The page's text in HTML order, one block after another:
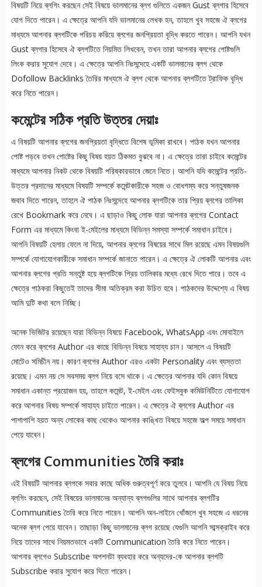
বিষয়টি নিয়ে ব্লগিং করছেন সেই বিষয়ে ভালমানের ব্লগ গুলিতে একজন Gust ব্লগার হিসেবে
যোগ দিতে পারেন। এ ক্ষেত্রে আপনি যদি ভালমানের লেখক হন, তাহলে খুব সহজে ঐ ব্লগের
মাধ্যমে আপনার ব্লগটিকে পরিচয় করিয়ে ব্লগের জনপ্রিয়তা বৃদ্ধি করতে পারেন। আপনি যখন
Gust ব্লগার হিসেবে ঐ ব্লগটিতে নিয়মিত লিখবেন, তখন তারা আপনার ব্লগের পোষ্টগুলি
লিংক করার সুযোগ দেবে। এ ক্ষেত্রে আপনি নিঃসন্দেহে একটি ভালমানের ব্লগ থেকে
Dofollow Backlinks তৈরির মাধ্যমে ঐ ব্লগ থেকে আপনার ব্লগটিতে ট্রাফিক বৃদ্ধি
করে নিতে পারেন।
কমেন্টের সঠিক প্রতি উত্তর দেয়াঃ
এ বিষয়টি আপনার ব্লগের জনপ্রিয়তা বৃদ্ধিতে বিশেষ ভূমিকা রাখবে। পাঠক যখন আপনার
পোষ্ট পড়বে তখন পোষ্টের কিছু বিষয় হয়ত ঠিকমত বুঝবে না। এ ক্ষেত্রে তারা চাইবে কমেন্টের
মাধ্যমে আপনার নিকট থেকে বিষয়টি পরিষ্কারভাবে জেনে নিতে। আপনি যদি কমেন্টের প্রতি-
উত্তর প্রদানের মাধ্যমে বিষয়টি সম্পর্কে কমেন্টকারীকে সহজ ও বোধগম্য করে সন্তুষজনক
জবাব দিতে পারেন, তাহলে ঐ পাঠক নিঃসন্দেহে আপনার ব্লগটিকে তার প্রিয় ব্লগের তালিকা
রেখে Bookmark করে নেবে। এ ছাড়াও কিছু লোক যারা আপনার ব্লগের Contact
Form এর মাধ্যমে কিংবা ই-মেইলের মাধ্যমে বিভিন্ন সমস্যা সম্পর্কে সমাধান চাইবে।
আপনি বিষয়টি হেলায় ফেলে না দিয়ে, আপনার ব্লগের বিষয়ের সাথে মিল রয়েছে এমন বিষয়গুলি
সম্পর্কে যোগাযোগকারীকে সমাধান সম্পর্কে জানাতে পারেন। এ ক্ষেত্রে ঐ লোকটি আপনার এবং
আপনার ব্লগের প্রতি সন্তুষ্ট হয়ে ব্লগটিকে প্রিয় তালিকার মধ্যে রেখে দিতে পারে। তবে এ
ক্ষেত্রে পাঠকরা কিছুতেই তাদের সীমা অতিক্রম করা উচিত হবে। পাঠকদের উদ্দেশ্যে এ বিষয়
আমি দুটি কথা বলে নিচ্ছি।
অনেক ভিজিটর রয়েছেন যারা বিভিন্ন বিষয়ে Facebook, WhatsApp এবং মোবাইলে
ফোন করে ব্লগের Author এর কাছে বিভিন্ন বিষয়ে সাহায্য চান। আসলে এ বিষয়টি
মোটেও সমিচীন নয়। কারণ ব্লগের Author এরও একটা Personality এবং ব্যস্ততা
রয়েছে। এমন নয় সে সবসময় ব্লগ নিয়ে বসে থাকে। এ ক্ষেত্রে আপনার যদি কোন বিষয়ে
সমাধান একান্ত প্রয়োজন হয়, তাহলে কমেন্ট, ই-মেইল এবং ফেইসবুক কমিউনিটিতে যোগাযোগ
করে আপনার বিষয় সম্পর্কে সাহায্য চাইতে পারেন। এ ক্ষেত্রে ঐ ব্লগের Author এর
পাশাপাশি হয়ত অন্য লোকের কাছ থেকেও আপনার কাঙ্খিত বিষয়ে সহজে অল্প সময়ে সমাধান
পেয়ে যাবেন।
ব্লগের Communities তৈরি করাঃ
এই বিষয়টি আপনার ব্লগকে সবার কাছে অধিক গুরুত্বপূর্ণ করে তুলবে। আপনি যে বিষয় নিয়ে
ব্লগিং করছেন, সেই বিষয়ের ভালমানের অন্যান্য ব্লগগুলির সাথে আপনার ব্লগটির
Communities তৈরি করে নিতে পারেন। আপনি অন-লাইনে খোঁজলে খুব সহজে এ ধরনের
অনেক ব্লগ পেয়ে যাবেন। তাছাড়া কিছু ভালমানের ব্লগ রয়েছে যেগুলি আপনি সাব্সক্রাইব করে
নিয়ে তাদের সাথে নিয়মতভাবে একটি Communication তৈরি করে নিতে পারেন।
আপনার ব্লগেও Subscribe অপশনটা ব্যবহার করে অন্যদের-কে আপনার ব্লগটি
Subscribe করার সুযোগ করে দিতে পারেন।